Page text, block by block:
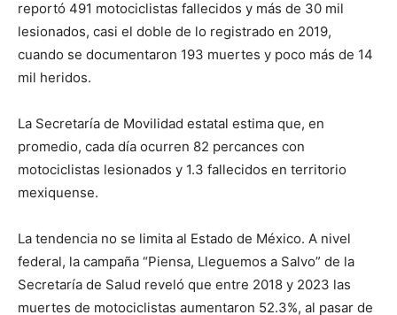
reportó 491 motociclistas fallecidos y más de 30 mil
lesionados, casi el doble de lo registrado en 2019,
cuando se documentaron 193 muertes y poco más de 14
mil heridos.
La Secretaría de Movilidad estatal estima que, en
promedio, cada día ocurren 82 percances con
motociclistas lesionados y 1.3 fallecidos en territorio
mexiquense.
La tendencia no se limita al Estado de México. A nivel
federal, la campaña “Piensa, Lleguemos a Salvo” de la
Secretaría de Salud reveló que entre 2018 y 2023 las
muertes de motociclistas aumentaron 52.3%, al pasar de